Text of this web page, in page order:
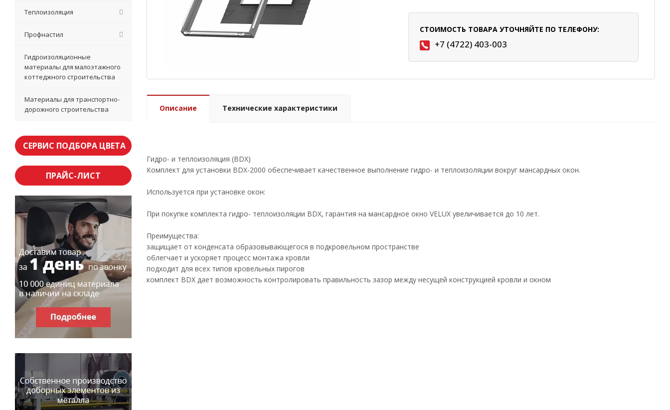
СТОИМОСТЬ ТОВАРА УТОЧНЯЙТЕ ПО ТЕЛЕФОНУ:
+7 (4722) 403-003
Описание Технические характеристики
Гидро- и теплоизоляция (BDX)
Комплект для установки BDX-2000 обеспечивает качественное выполнение гидро- и теплоизоляции вокруг мансардных окон.
Используется при установке окон:
При покупке комплекта гидро- теплоизоляции BDX, гарантия на мансардное окно VELUX увеличиваетcя до 10 лет.
Преимущества:
защищает от конденсата образовывающегося в подкровельном пространстве
облегчает и ускоряет процесс монтажа кровли
подходит для всех типов кровельных пирогов
комплект BDX дает возможность контролировать правильность зазор между несущей конструкцией кровли и окном
Теплоизоляция
Профнастил
Гидроизоляционные
материалы для малоэтажного
коттеджного строительства
Материалы для транспортно-
дорожного строительства
СЕРВИС ПОДБОРА ЦВЕТА
ПРАЙС-ЛИСТ